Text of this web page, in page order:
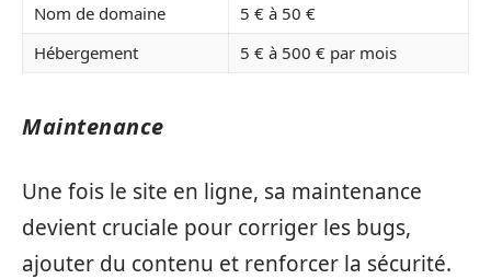
Nom de domaine
5 € à 50 €
Hébergement
5 € à 500 € par mois
Maintenance
Une fois le site en ligne, sa maintenance
devient cruciale pour corriger les bugs,
ajouter du contenu et renforcer la sécurité.